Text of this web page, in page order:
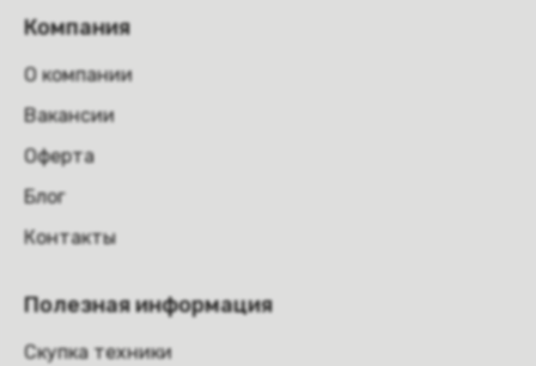
Компания
О компании
Вакансии
Оферта
Блог
Контакты
Полезная информация
Скупка техники